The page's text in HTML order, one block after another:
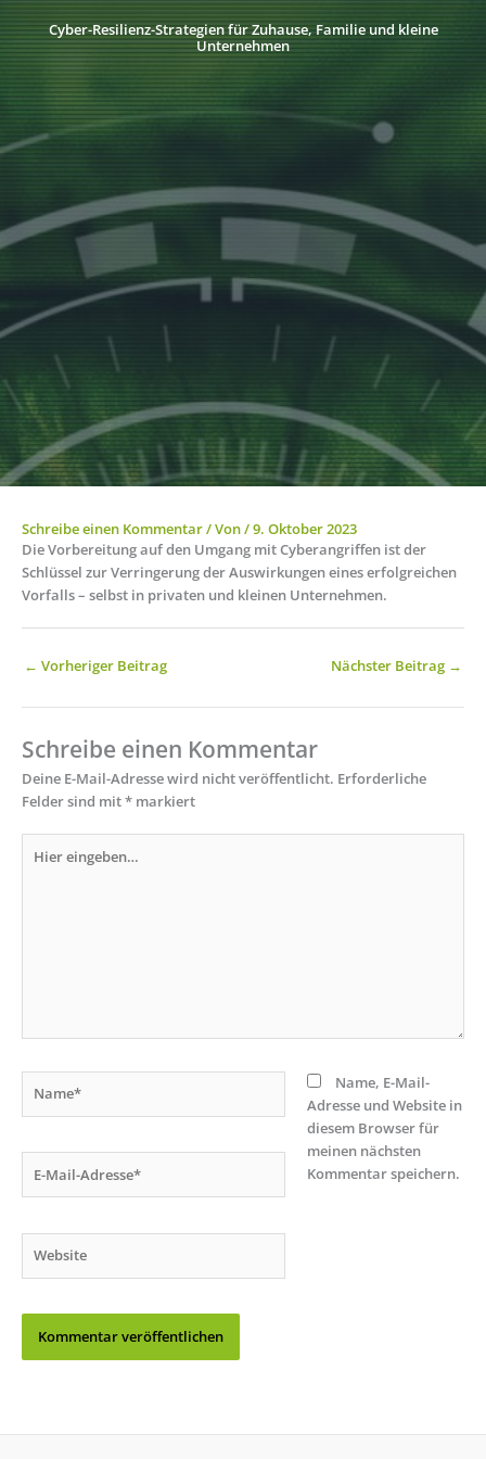
Cyber-Resilienz-Strategien für Zuhause, Familie und kleine
Unternehmen
Schreibe einen Kommentar/ Von/9. Oktober 2023
Die Vorbereitung auf den Umgang mit Cyberangriffen ist der
Schlüssel zur Verringerung der Auswirkungen eines erfolgreichen
Vorfalls – selbst in privaten und kleinen Unternehmen.
← Vorheriger Beitrag Nächster Beitrag →
Schreibe einen Kommentar
Deine E-Mail-Adresse wird nicht veröffentlicht. Erforderliche
Felder sind mit* markiert
eingeben…
Mail-
Name, E-Mail-
Adresse und Website in
diesem Browser für
meinen nächsten
Kommentar speichern.